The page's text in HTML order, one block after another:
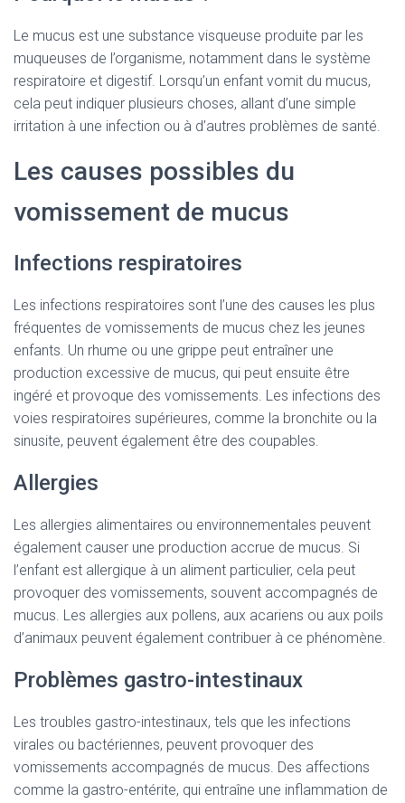
Le mucus est une substance visqueuse produite par les
muqueuses de l’organisme, notamment dans le système
respiratoire et digestif. Lorsqu’un enfant vomit du mucus,
cela peut indiquer plusieurs choses, allant d’une simple
irritation à une infection ou à d’autres problèmes de santé.
Les causes possibles du
vomissement de mucus
Infections respiratoires
Les infections respiratoires sont l’une des causes les plus
fréquentes de vomissements de mucus chez les jeunes
enfants. Un rhume ou une grippe peut entraîner une
production excessive de mucus, qui peut ensuite être
ingéré et provoque des vomissements. Les infections des
voies respiratoires supérieures, comme la bronchite ou la
sinusite, peuvent également être des coupables.
Allergies
Les allergies alimentaires ou environnementales peuvent
également causer une production accrue de mucus. Si
l’enfant est allergique à un aliment particulier, cela peut
provoquer des vomissements, souvent accompagnés de
mucus. Les allergies aux pollens, aux acariens ou aux poils
d’animaux peuvent également contribuer à ce phénomène.
Problèmes gastro-intestinaux
Les troubles gastro-intestinaux, tels que les infections
virales ou bactériennes, peuvent provoquer des
vomissements accompagnés de mucus. Des affections
comme la gastro-entérite, qui entraîne une inflammation de